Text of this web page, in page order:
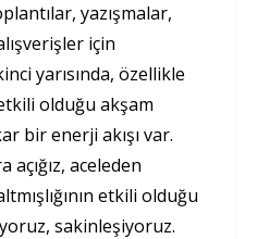
yazışmalar,
için
yarısında, özellikle
olduğu akşam
bir enerji akışı var.
açığız, aceleden
etkili olduğu
sakinleşiyoruz.